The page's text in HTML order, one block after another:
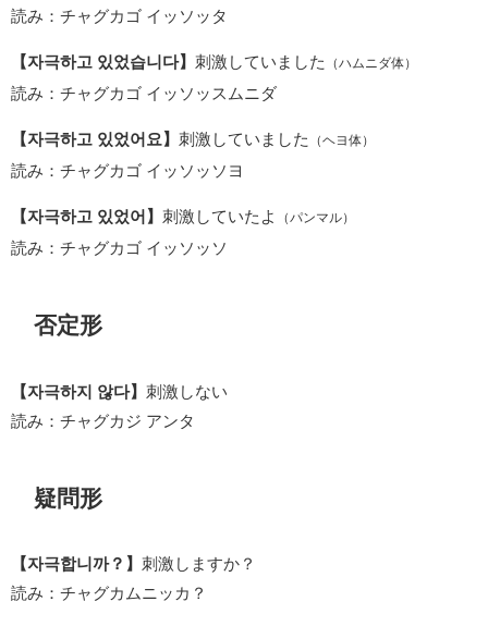
読み：チャグカゴ イッソッタ
【자극하고 있었습니다】 刺激していました （ハムニダ体）
読み：チャグカゴ イッソッスムニダ
【자극하고 있었어요】 刺激していました （ヘヨ体）
読み：チャグカゴ イッソッソヨ
【자극하고 있었어】 刺激していたよ （パンマル）
読み：チャグカゴ イッソッソ
否定形
【자극하지 않다】 刺激しない
読み：チャグカジ アンタ
疑問形
【자극합니까？】 刺激しますか？
読み：チャグカムニッカ？